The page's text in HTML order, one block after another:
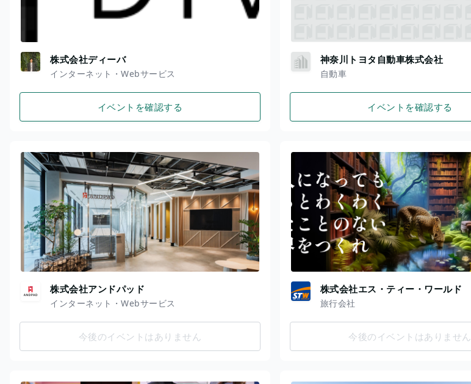
株式会社ディーバ
インターネット・Webサービス
イベントを確認する
神奈川トヨタ自動車株式会社
自動車
イベントを確認する
株式会社アンドパッド
インターネット・Webサービス
今後のイベントはありません
株式会社エス・ティー・ワールド
旅行会社
今後のイベントはありません